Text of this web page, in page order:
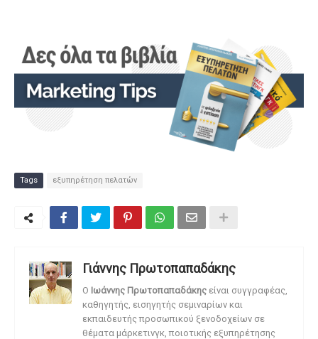
Tags εξυπηρέτηση πελατών
Γιάννης Πρωτοπαπαδάκης
O Ιωάννης Πρωτοπαπαδάκης είναι συγγραφέας,
καθηγητής, εισηγητής σεμιναρίων και
εκπαιδευτής προσωπικού ξενοδοχείων σε
θέματα μάρκετινγκ, ποιοτικής εξυπηρέτησης